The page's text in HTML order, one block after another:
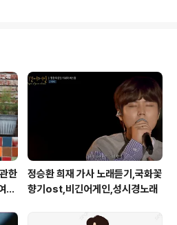
라인,정동원 하동 레
정동원 하동 짚라
이 생겨서 많은 분들
에는 하동 양귀비꽃
바랍니다. 2022년에
한
름
정승환 희재 가사 노래듣기,국화꽃
향기ost,비긴어게인,성시경노래